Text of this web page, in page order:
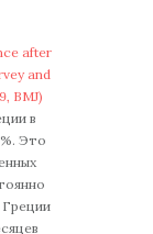
after
and
BMJ)
в
Это
Греции